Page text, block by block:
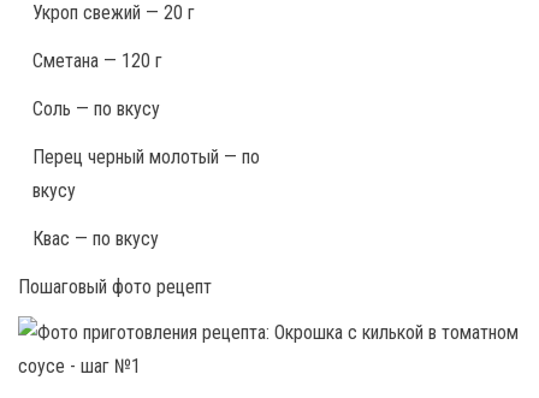
Укроп свежий — 20 г
Сметана — 120 г
Соль — по вкусу
Перец черный молотый — по
вкусу
Квас — по вкусу
Пошаговый фото рецепт